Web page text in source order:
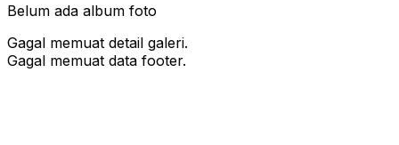
Belum ada album foto
Gagal memuat detail galeri.
Gagal memuat data footer.